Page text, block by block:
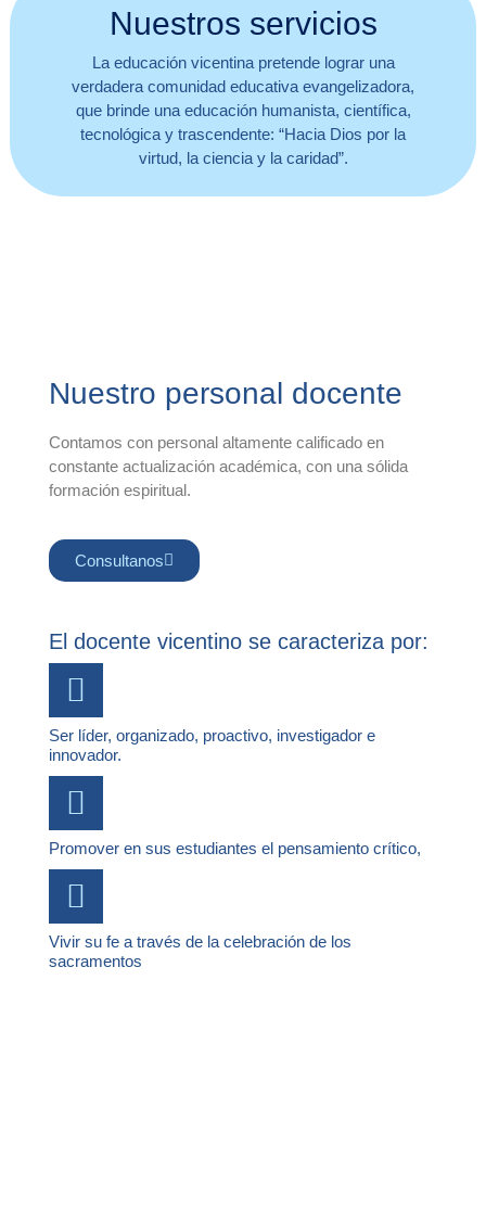
Nuestros servicios
La educación vicentina pretende lograr una
verdadera comunidad educativa evangelizadora,
que brinde una educación humanista, científica,
tecnológica y trascendente: “Hacia Dios por la
virtud, la ciencia y la caridad”.
Nuestro personal docente
Contamos con personal altamente calificado en
constante actualización académica, con una sólida
formación espiritual.
Consultanos
El docente vicentino se caracteriza por:
Ser líder, organizado, proactivo, investigador e
innovador.
Promover en sus estudiantes el pensamiento crítico,
Vivir su fe a través de la celebración de los
sacramentos